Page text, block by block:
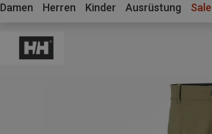
Damen Herren Kinder Ausrüstung Sale